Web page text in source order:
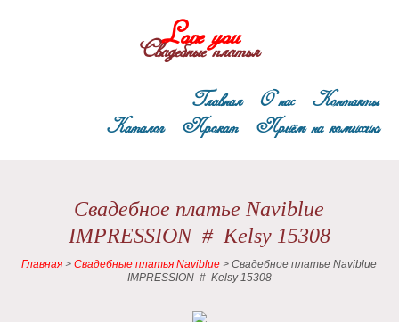
Love you
Свадебные платья
Контакты
О нас
Главная
Приём на комиссию
Прокат
Каталог
Свадебное платье Naviblue
IMPRESSION # Kelsy 15308
Главная >Свадебные платья Naviblue >Свадебное платье Naviblue
IMPRESSION # Kelsy 15308